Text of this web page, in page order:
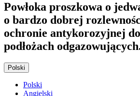
Powłoka proszkowa o
o bardzo dobrej
ochronie antykorozyjnej
podłożach
Polski
Polski
Angielski